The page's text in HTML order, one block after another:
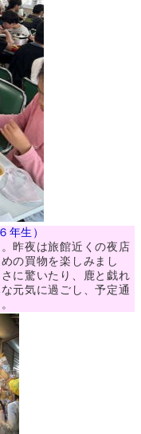
生）
昨夜は旅館近くの夜店
の買物を楽しみまし
に驚いたり、鹿と戯れ
元気に過ごし、予定通